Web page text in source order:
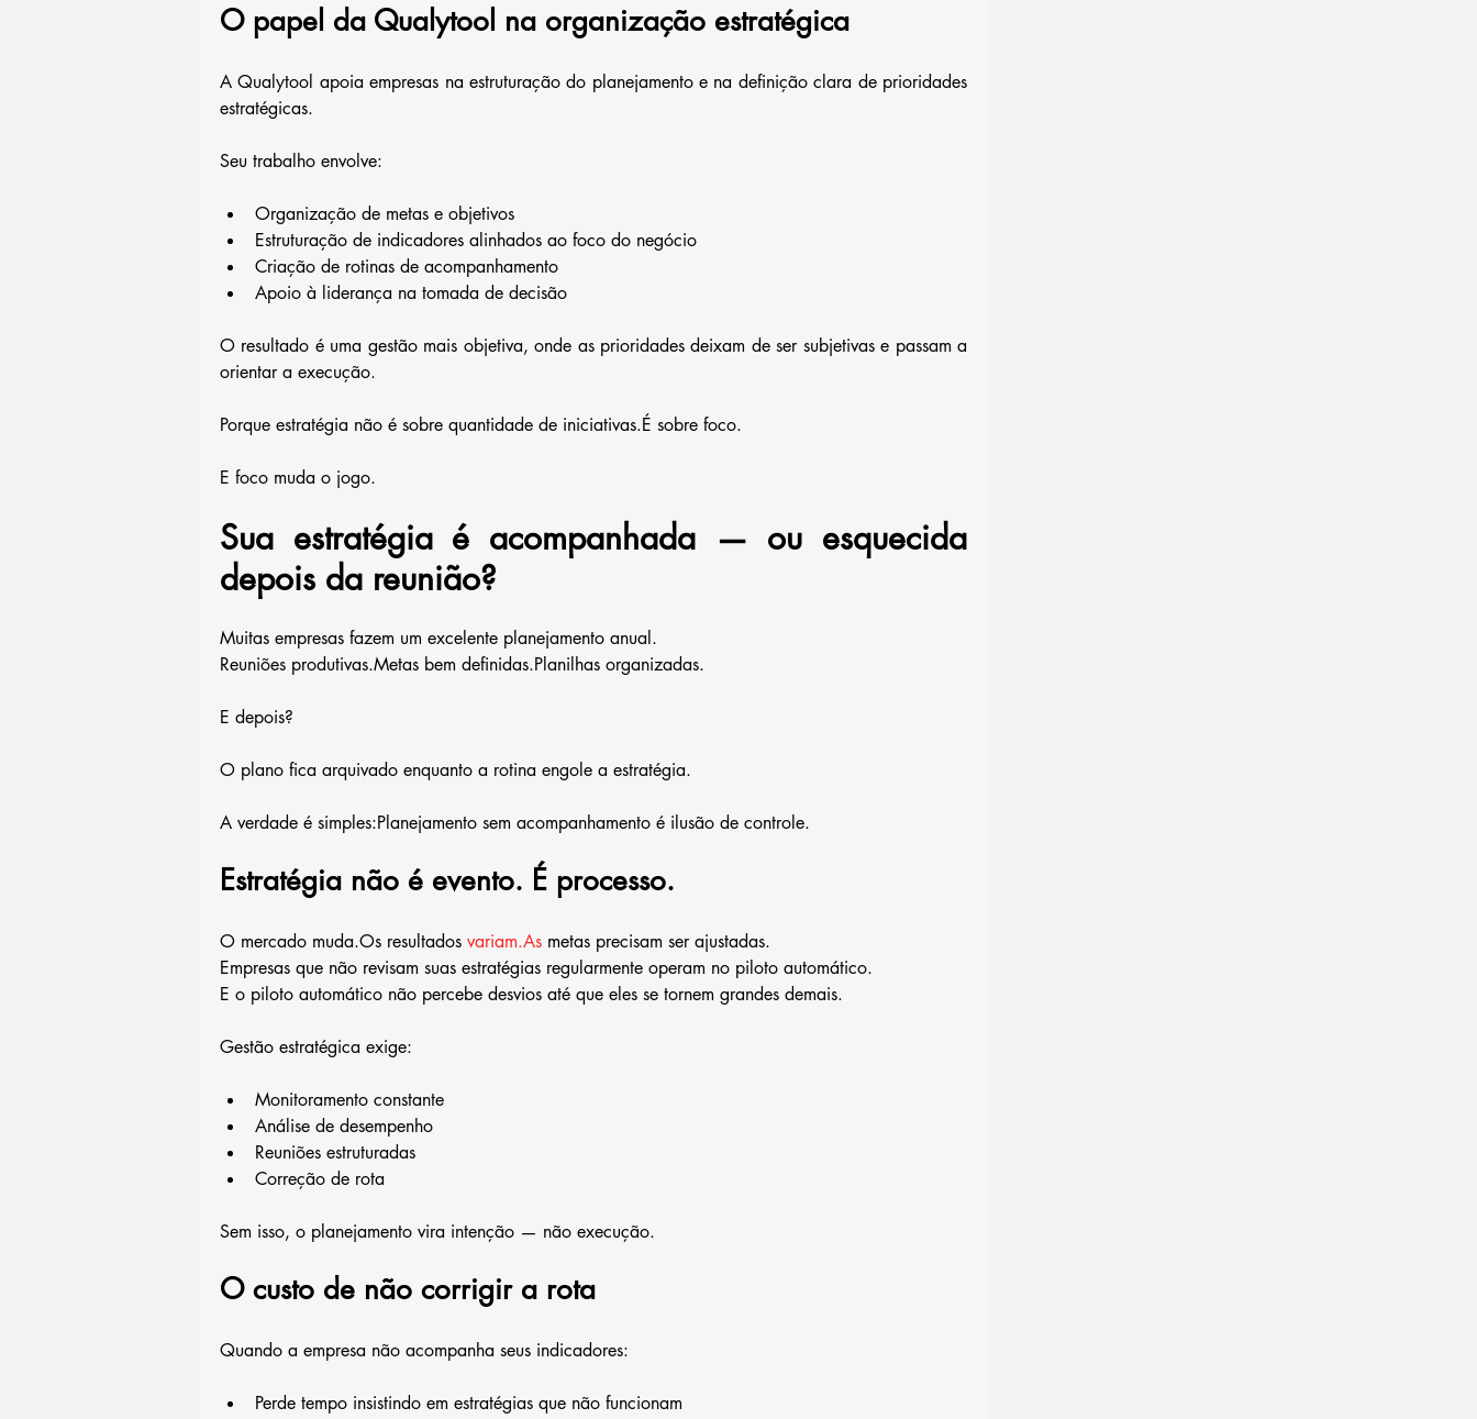
O papel da Qualytool na organização estratégica
A Qualytool apoia empresas na estruturação do planejamento e na definição clara de prioridades
estratégicas.
Seu trabalho envolve:
Organização de metas e objetivos
Estruturação de indicadores alinhados ao foco do negócio
Criação de rotinas de acompanhamento
Apoio à liderança na tomada de decisão
O resultado é uma gestão mais objetiva, onde as prioridades deixam de ser subjetivas e passam a
orientar a execução.
Porque estratégia não é sobre quantidade de iniciativas.É sobre foco.
E foco muda o jogo.
Sua estratégia é acompanhada — ou esquecida
depois da reunião?
Muitas empresas fazem um excelente planejamento anual.
Reuniões produtivas.Metas bem definidas.Planilhas organizadas.
E depois?
O plano fica arquivado enquanto a rotina engole a estratégia.
A verdade é simples:Planejamento sem acompanhamento é ilusão de controle.
Estratégia não é evento. É processo.
O mercado muda.Os resultados variam.As metas precisam ser ajustadas.
Empresas que não revisam suas estratégias regularmente operam no piloto automático.
E o piloto automático não percebe desvios até que eles se tornem grandes demais.
Gestão estratégica exige:
Monitoramento constante
Análise de desempenho
Reuniões estruturadas
Correção de rota
Sem isso, o planejamento vira intenção — não execução.
O custo de não corrigir a rota
Quando a empresa não acompanha seus indicadores:
Perde tempo insistindo em estratégias que não funcionam